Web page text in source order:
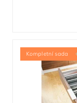
Kompletní sada